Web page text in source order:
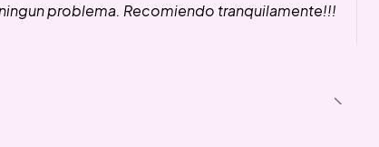
problema. Recomiendo tranquilamente!!!